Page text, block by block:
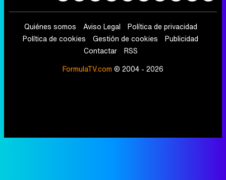
Quiénes somos Aviso Legal
Política de privacidad
Política de cookies
Gestión de cookies
Publicidad
Contactar
RSS
FormulaTV.com © 2004 - 2026